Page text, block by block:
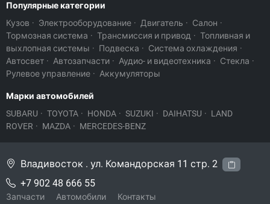
Популярные категории
Кузов · Электрооборудование · Двигатель · Салон ·
Тормозная система · Трансмиссия и привод · Топливная и
выхлопная системы · Подвеска · Система охлаждения ·
Автосвет · Автозапчасти · Аудио- и видеотехника · Стекла ·
Рулевое управление · Аккумуляторы
Марки автомобилей
SUBARU · TOYOTA · HONDA · SUZUKI · DAIHATSU · LAND
ROVER · MAZDA · MERCEDES-BENZ
Владивосток . ул. Командорская 11 стр. 2
+7 902 48 666 55
Запчасти Автомобили Контакты